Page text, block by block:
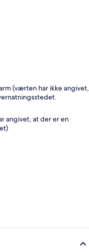
(værten har ikke angivet,
angivet, at der er en